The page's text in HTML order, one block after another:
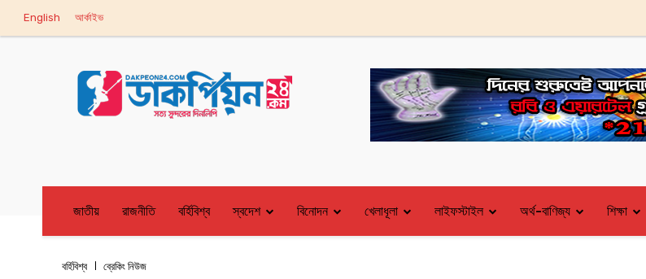
English আর্কাইভ
জাতীয় রাজনীতি বর্হিবিশ্ব স্বদেশ বিনোদন খেলাধূলা লাইফস্টাইল অর্থ-বাণিজ্য শিক্ষা
বর্হিবিশ্ব ব্রেকিং নিউজ